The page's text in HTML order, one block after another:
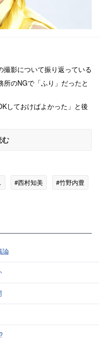
撮影について振り返っている
所のNGで「ふり」だったと
しておけばよかった」と後
#西村知美
#竹野内豊
論